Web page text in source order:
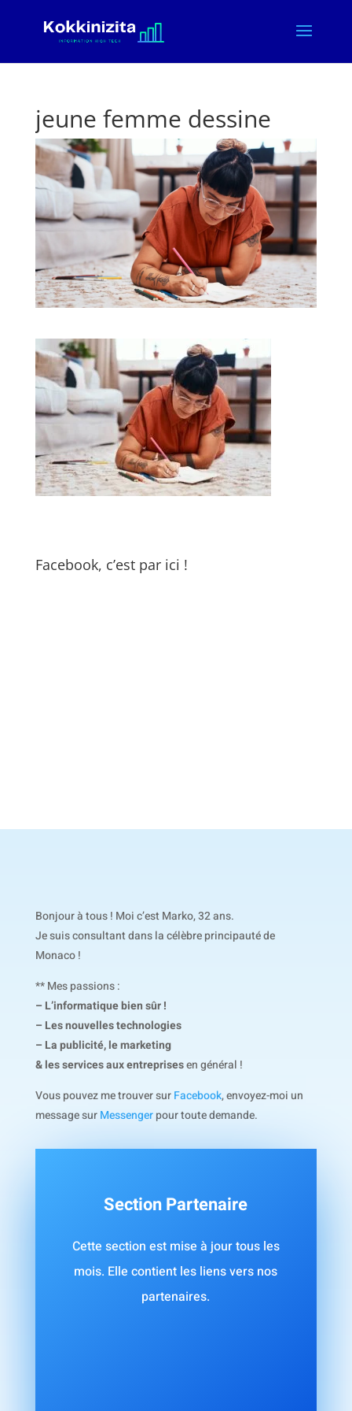
jeune femme dessine
Facebook, c’est par ici !
Bonjour à tous ! Moi c’est Marko, 32 ans.
Je suis consultant dans la célèbre principauté de
Monaco !
** Mes passions :
– L’informatique bien sûr !
– Les nouvelles technologies
– La publicité, le marketing
& les services aux entreprisesen général !
Vous pouvez me trouver sur Facebook, envoyez-moi un
message sur Messenger pour toute demande.
Section Partenaire
Cette section est mise à jour tous les
mois. Elle contient les liens vers nos
partenaires.